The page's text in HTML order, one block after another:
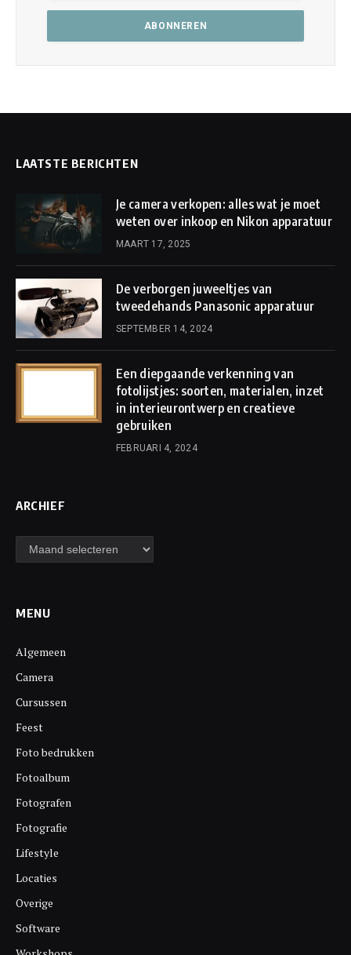
LAATSTE BERICHTEN
Je camera verkopen: alles wat je moet
weten over inkoop en Nikon apparatuur
MAART 17, 2025
De verborgen juweeltjes van
tweedehands Panasonic apparatuur
SEPTEMBER 14, 2024
Een diepgaande verkenning van
fotolijstjes: soorten, materialen, inzet
in interieurontwerp en creatieve
gebruiken
FEBRUARI 4, 2024
ARCHIEF
Archief
MENU
Algemeen
Camera
Cursussen
Feest
Foto bedrukken
Fotoalbum
Fotografen
Fotografie
Lifestyle
Locaties
Overige
Software